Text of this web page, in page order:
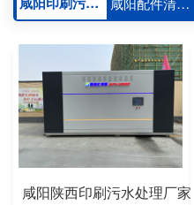
咸阳陕西印刷污水处理厂家